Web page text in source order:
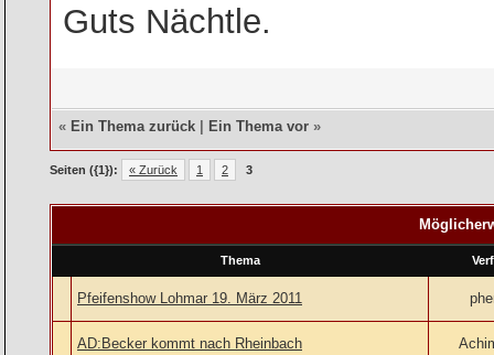
Guts Nächtle.
« Ein Thema zurück Ein Thema vor »
Seiten ({1}): « Zurück 1 2 3
Thema
Pfeifenshow Lohmar 19. März 2011
AD:Becker kommt nach Rheinbach